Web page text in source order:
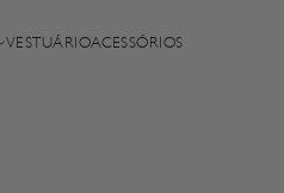
VESTUÁRIOACESSÓRIOS